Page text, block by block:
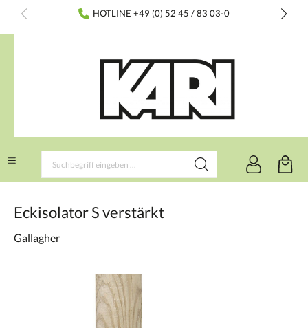
springen HOTLINE +49 (0) 52 45 / 83 03-0
Eckisolator S verstärkt
Gallagher